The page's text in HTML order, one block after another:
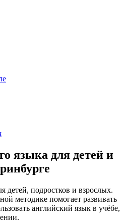
языка для детей и
детей, подростков и взрослых.
методике помогает развивать
английский язык в учёбе,